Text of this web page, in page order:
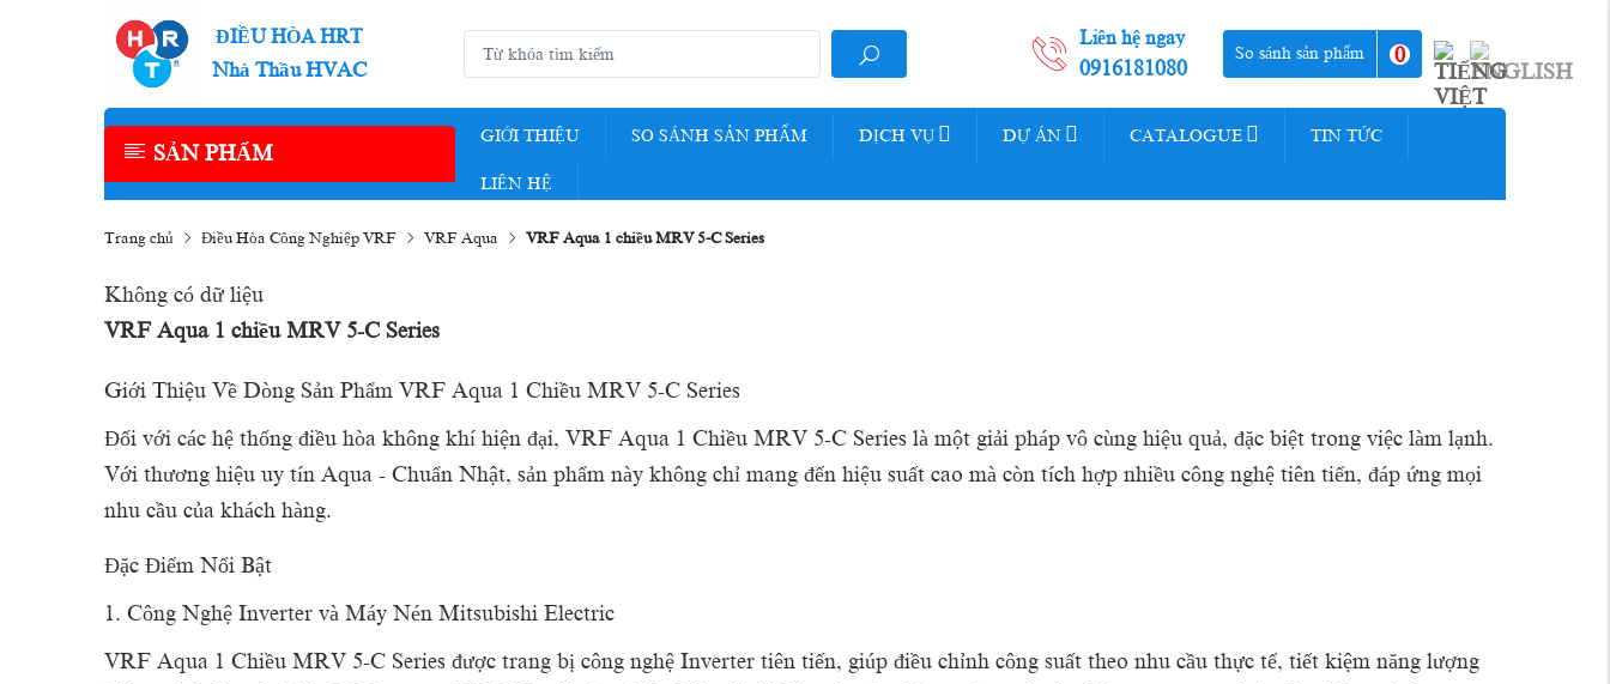
ĐIỀU HÒA HRT
Nhà Thầu HVAC
Liên hệ ngay
0916181080
So sánh sản phẩm 0
SẢN PHẨM
GIỚI THIỆU SO SÁNH SẢN PHẨM DỊCH VỤ DỰ ÁN CATALOGUE TIN TỨC
LIÊN HỆ
Trang chủ Điều Hòa Công Nghiệp VRF VRF Aqua VRF Aqua 1 chiều MRV 5-C Series
Không có dữ liệu
VRF Aqua 1 chiều MRV 5-C Series
Giới Thiệu Về Dòng Sản Phẩm VRF Aqua 1 Chiều MRV 5-C Series
Đối với các hệ thống điều hòa không khí hiện đại, VRF Aqua 1 Chiều MRV 5-C Series là một giải pháp vô cùng hiệu quả, đặc biệt trong việc làm lạnh.
Với thương hiệu uy tín Aqua - Chuẩn Nhật, sản phẩm này không chỉ mang đến hiệu suất cao mà còn tích hợp nhiều công nghệ tiên tiến, đáp ứng mọi
nhu cầu của khách hàng.
Đặc Điểm Nổi Bật
1. Công Nghệ Inverter và Máy Nén Mitsubishi Electric
VRF Aqua 1 Chiều MRV 5-C Series được trang bị công nghệ Inverter tiên tiến, giúp điều chỉnh công suất theo nhu cầu thực tế, tiết kiệm năng lượng